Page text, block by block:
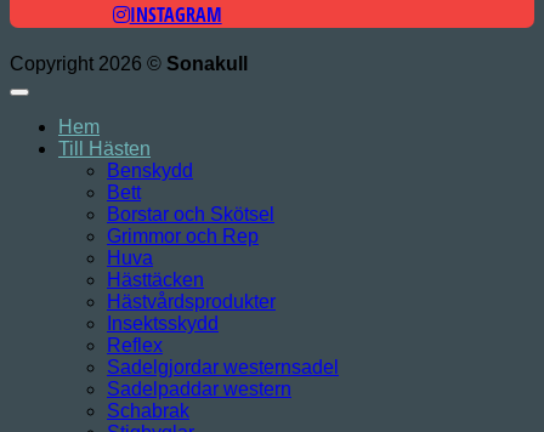
INSTAGRAM
Copyright 2026 © Sonakull
Hem
Till Hästen
Benskydd
Bett
Borstar och Skötsel
Grimmor och Rep
Huva
Hästtäcken
Hästvårdsprodukter
Insektsskydd
Reflex
Sadelgjordar westernsadel
Sadelpaddar western
Schabrak